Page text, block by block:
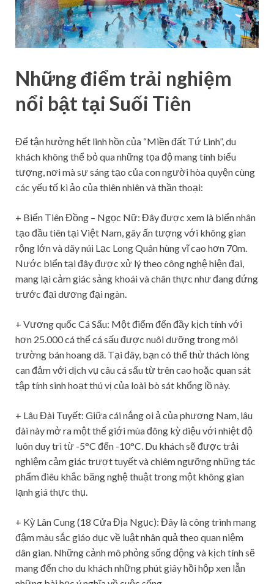
Những điểm trải nghiệm
nổi bật tại Suối Tiên
Để tận hưởng hết linh hồn của “Miền đất Tứ Linh”, du
khách không thể bỏ qua những tọa độ mang tính biểu
tượng, nơi mà sự sáng tạo của con người hòa quyện cùng
các yếu tố kì ảo của thiên nhiên và thần thoại:
+ Biển Tiên Đồng – Ngọc Nữ: Đây được xem là biển nhân
tạo đầu tiên tại Việt Nam, gây ấn tượng với không gian
rộng lớn và dãy núi Lạc Long Quân hùng vĩ cao hơn 70m.
Nước biển tại đây được xử lý theo công nghệ hiện đại,
mang lại cảm giác sảng khoái và chân thực như đang đứng
trước đại dương đại ngàn.
+ Vương quốc Cá Sấu: Một điểm đến đầy kịch tính với
hơn 25.000 cá thể cá sấu được nuôi dưỡng trong môi
trường bán hoang dã. Tại đây, bạn có thể thử thách lòng
can đảm với dịch vụ câu cá sấu từ trên cao hoặc quan sát
tập tính sinh hoạt thú vị của loài bò sát khổng lồ này.
+ Lâu Đài Tuyết: Giữa cái nắng oi ả của phương Nam, lâu
đài này mở ra một thế giới mùa đông kỳ diệu với nhiệt độ
luôn duy trì từ -5°C đến -10°C. Du khách sẽ được trải
nghiệm cảm giác trượt tuyết và chiêm ngưỡng những tác
phẩm điêu khắc băng nghệ thuật trong một không gian
lạnh giá thực thụ.
+ Kỳ Lân Cung (18 Cửa Địa Ngục): Đây là công trình mang
đậm màu sắc giáo dục về luật nhân quả theo quan niệm
dân gian. Những cảnh mô phỏng sống động và kịch tính sẽ
mang đến cho du khách những phút giây hồi hộp xen lẫn